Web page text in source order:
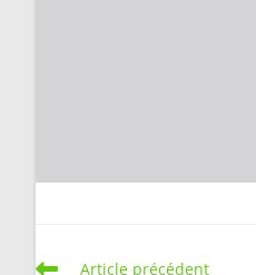
Read
Article précédent